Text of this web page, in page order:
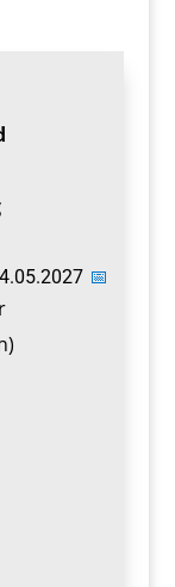
📅